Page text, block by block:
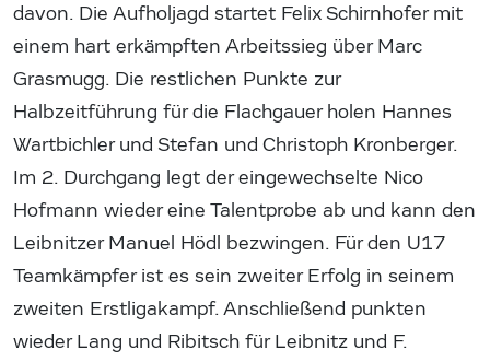
davon. Die Aufholjagd startet Felix Schirnhofer mit
einem hart erkämpften Arbeitssieg über Marc
Grasmugg. Die restlichen Punkte zur
Halbzeitführung für die Flachgauer holen Hannes
Wartbichler und Stefan und Christoph Kronberger.
Im 2. Durchgang legt der eingewechselte Nico
Hofmann wieder eine Talentprobe ab und kann den
Leibnitzer Manuel Hödl bezwingen. Für den U17
Teamkämpfer ist es sein zweiter Erfolg in seinem
zweiten Erstligakampf. Anschließend punkten
wieder Lang und Ribitsch für Leibnitz und F.